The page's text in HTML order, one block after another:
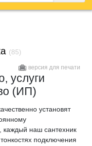
(85)
версия для печати
услуги
(ИП)
установят
каждый наш сантехник
подключения